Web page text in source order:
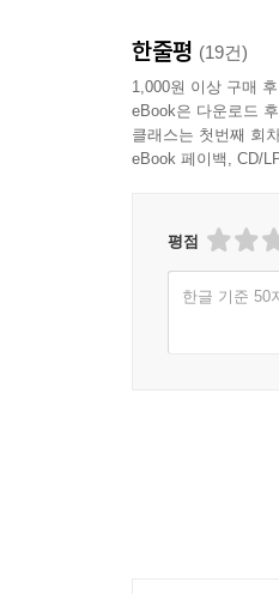
한줄평 (19건)
1,000원 이상 구매
eBook은 다운로드
클래스는 첫번째 회
eBook 페이백, CD/
평점
한글 기준 50